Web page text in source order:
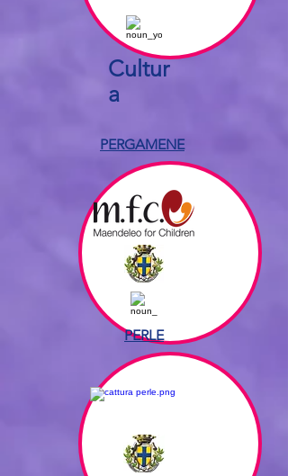
Cultur
a
PERGAMENE
PERLE